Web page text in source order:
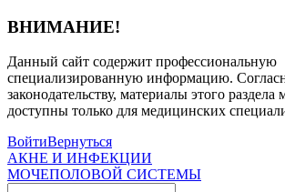
ВНИМАНИЕ!
Данный сайт содержит профессиональную
специализированную информацию.
законодательству, материалы этого раздела
доступны только для медицинских
ВойтиВернуться
АКНЕ И ИНФЕКЦИИ
МОЧЕПОЛОВОЙ СИСТЕМЫ